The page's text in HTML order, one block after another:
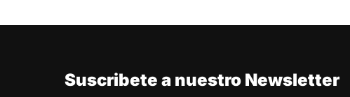
Suscribete a nuestro Newsletter